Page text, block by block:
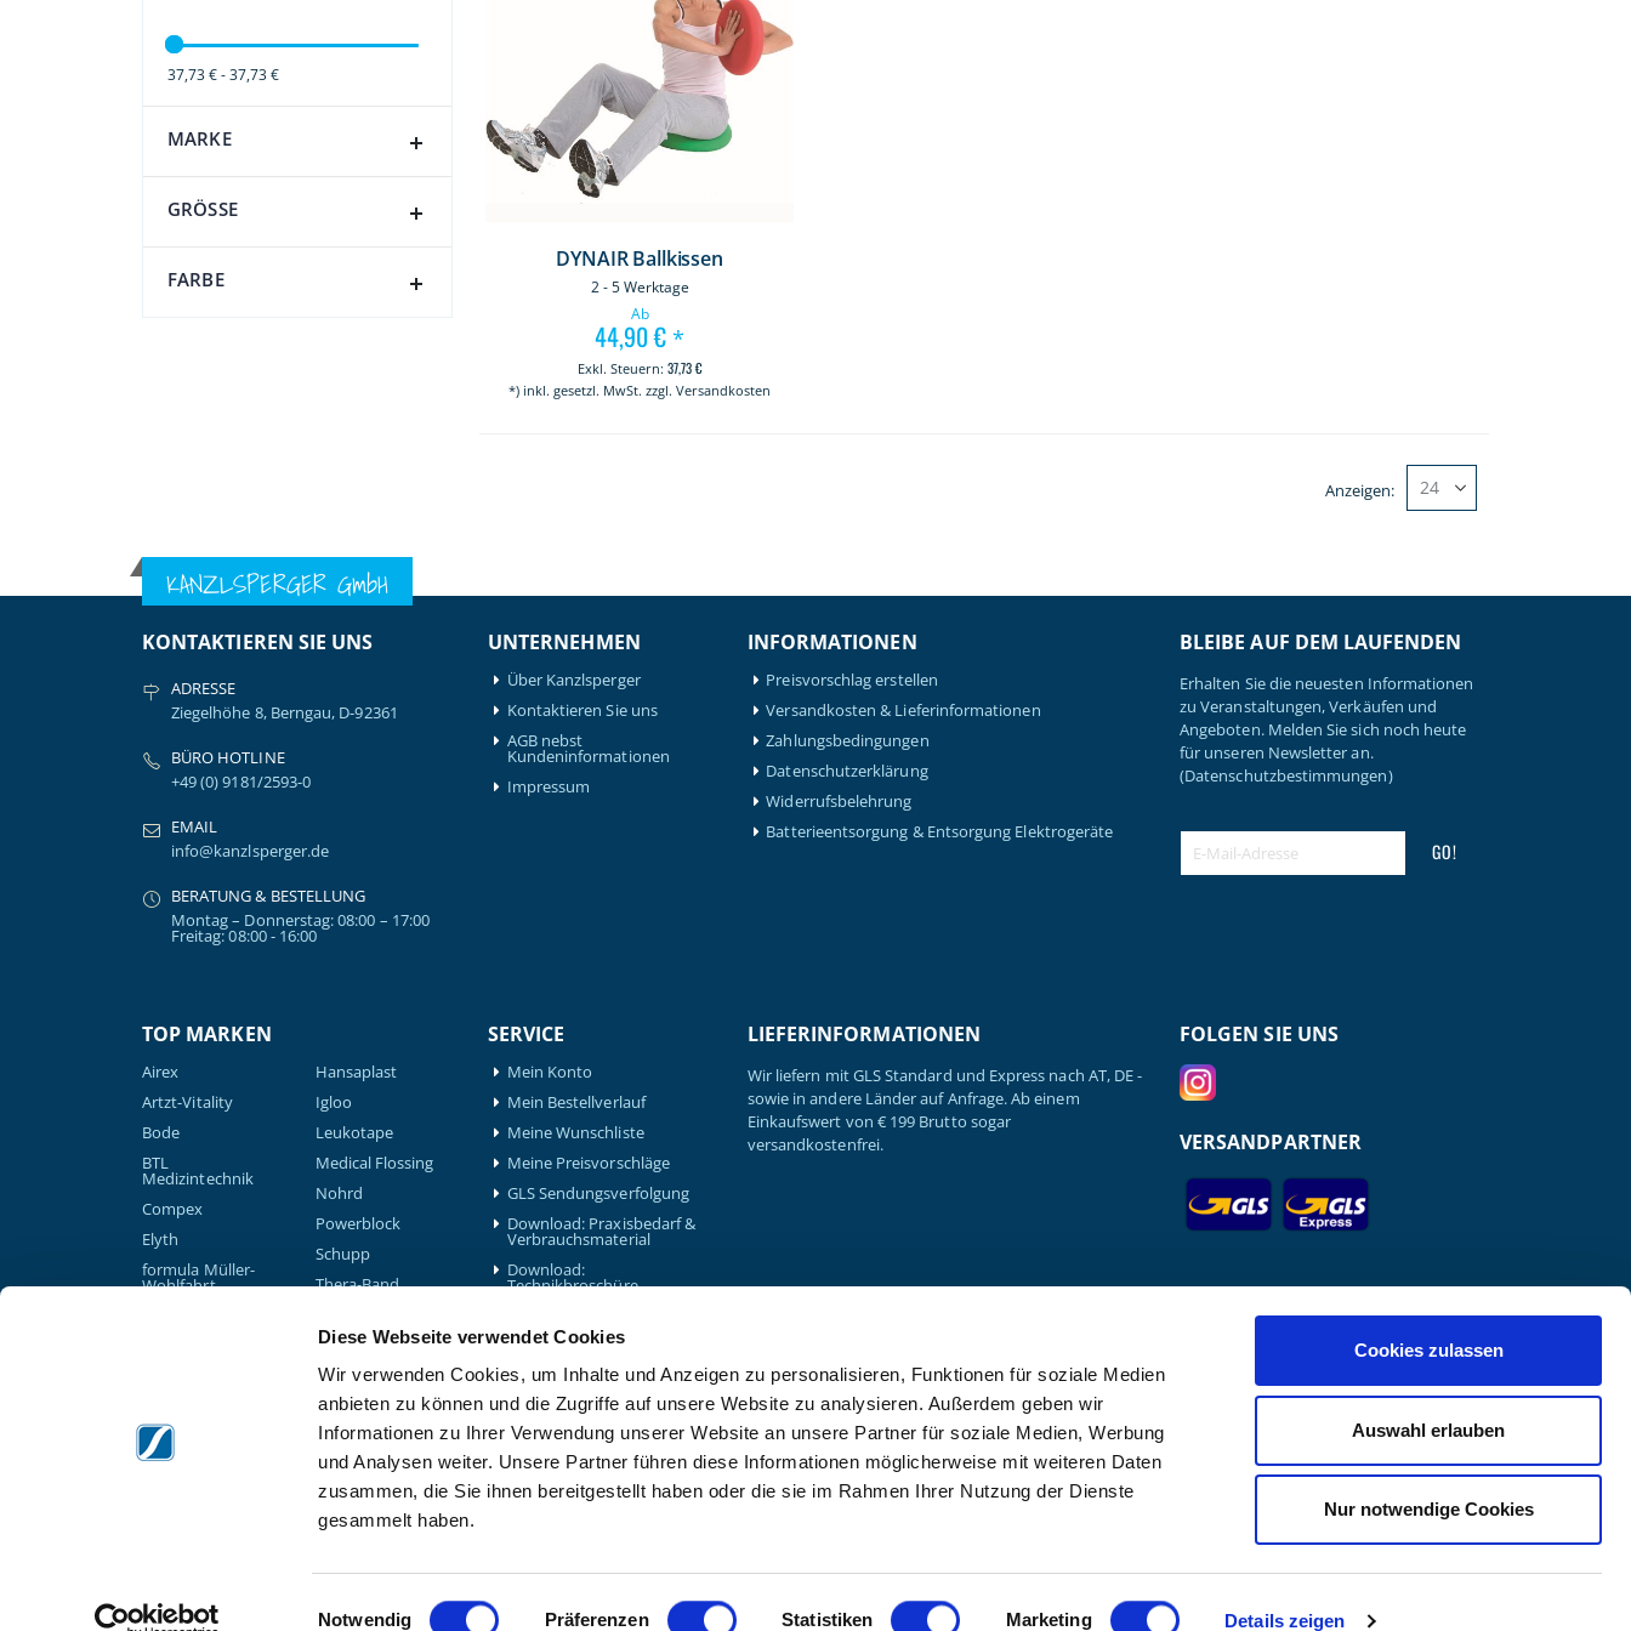
Diese Webseite verwendet Cookies
Wir verwenden Cookies, um Inhalte und Anzeigen zu personalisieren, Funktionen für soziale Medien
anbieten zu können und die Zugriffe auf unsere Website zu analysieren. Außerdem geben wir
Informationen zu Ihrer Verwendung unserer Website an unsere Partner für soziale Medien, Werbung
und Analysen weiter. Unsere Partner führen diese Informationen möglicherweise mit weiteren Daten
zusammen, die Sie ihnen bereitgestellt haben oder die sie im Rahmen Ihrer Nutzung der Dienste
gesammelt haben.
Einwilligungsauswahl
Notwendig Präferenzen Statistiken Marketing Details zeigen
Cookies zulassen
Auswahl erlauben
Nur notwendige Cookies
DYNAIR Ballkissen
2 - 5 Werktage
Ab
44,90 € *
37,73 €
*) inkl. gesetzl. MwSt. zzgl. Versandkosten
Anzeigen
37,73 € - 37,73 €
MARKE
GRÖSSE
FARBE
KANZLSPERGER GmbH
KONTAKTIEREN SIE UNS
ADRESSE
Ziegelhöhe 8, Berngau, D-92361
BÜRO HOTLINE
+49 (0) 9181/2593-0
EMAIL
info@kanzlsperger.de
BERATUNG & BESTELLUNG
Montag – Donnerstag: 08:00 – 17:00
Freitag: 08:00 - 16:00
UNTERNEHMEN
Über Kanzlsperger
Kontaktieren Sie uns
AGB nebst
Kundeninformationen
Impressum
INFORMATIONEN
Preisvorschlag erstellen
Versandkosten & Lieferinformationen
Zahlungsbedingungen
Datenschutzerklärung
Widerrufsbelehrung
Batterieentsorgung & Entsorgung Elektrogeräte
BLEIBE AUF DEM LAUFENDEN
Erhalten Sie die neuesten Informationen
zu Veranstaltungen, Verkäufen und
Angeboten. Melden Sie sich noch heute
für unseren Newsletter an.
(Datenschutzbestimmungen)
GO!
TOP MARKEN
Airex
Artzt-Vitality
Bode
BTL
Medizintechnik
Compex
Elyth
formula Müller-
Wohlfahrt
Hansaplast
Igloo
Leukotape
Medical Flossing
Nohrd
Powerblock
Schupp
Thera-Band
Waterrower
SERVICE
Mein Konto
Mein Bestellverlauf
Meine Wunschliste
Meine Preisvorschläge
GLS Sendungsverfolgung
Download: Praxisbedarf &
Verbrauchsmaterial
Download:
Technikbroschüre
LIEFERINFORMATIONEN
Wir liefern mit GLS Standard und Express nach AT, DE -
sowie in andere Länder auf Anfrage. Ab einem
Einkaufswert von € 199 Brutto sogar
versandkostenfrei.
FOLGEN SIE UNS
VERSANDPARTNER
Copyright © 2026 - Kanzlsperger GmbH.